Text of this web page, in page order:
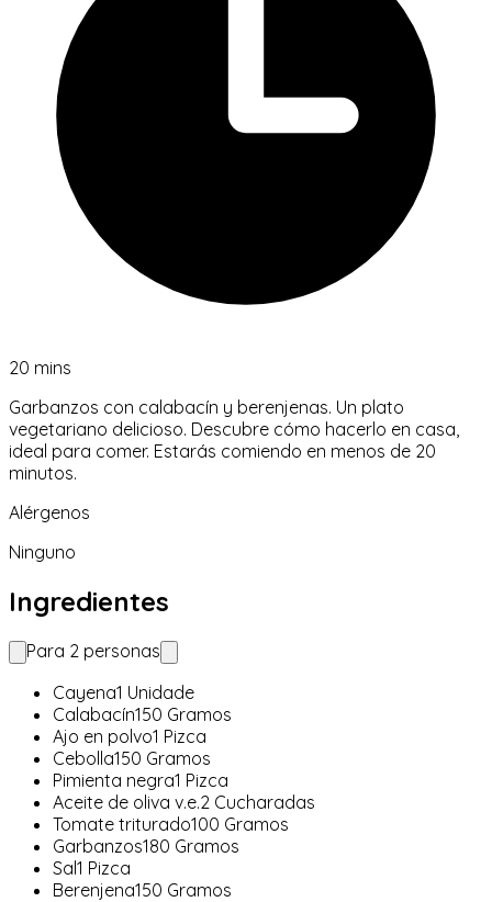
20 mins
Garbanzos con calabacín y berenjenas. Un plato
vegetariano delicioso. Descubre cómo hacerlo en casa,
ideal para comer. Estarás comiendo en menos de 20
minutos.
Alérgenos
Ninguno
Ingredientes
Para 2 personas
Cayena1 Unidade
Calabacín150 Gramos
Ajo en polvo1 Pizca
Cebolla150 Gramos
Pimienta negra1 Pizca
Aceite de oliva v.e.2 Cucharadas
Tomate triturado100 Gramos
Garbanzos180 Gramos
Sal1 Pizca
Berenjena150 Gramos